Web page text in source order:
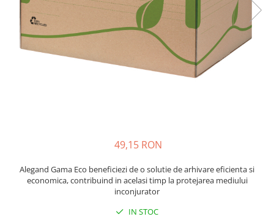
Caiete si blocnotesuri
Dosare, folii protectie si mape
Accesorii diverse pentru birou
Stilouri
49,15 RON
Alegand Gama Eco beneficiezi de o solutie de arhivare eficienta si
economica, contribuind in acelasi timp la protejarea mediului
inconjurator
IN STOC